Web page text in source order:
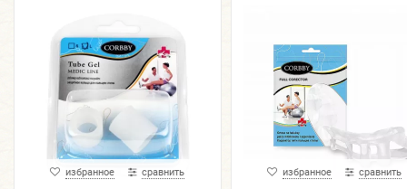
избранное сравнить избранное сравнить